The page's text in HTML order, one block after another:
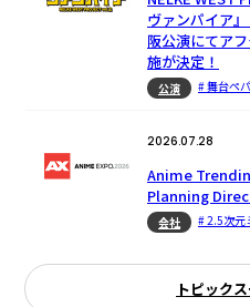
トピック
ヴァンパイア
阪公演にてア
施が決定！
公演 # 舞台ペ
2026.07.28
Anime
Planning
会社 # 2.5次元